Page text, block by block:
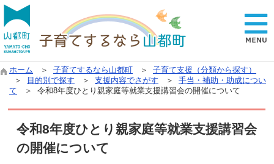
ホーム ＞ 子育てするなら山都町 ＞ 子育て支援（分類から探す）
＞ 目的別で探す ＞ 支援内容でさがす ＞ 手当・補助・助成につい
て ＞ 令和8年度ひとり親家庭等就業支援講習会の開催について
令和8年度ひとり親家庭等就業支援講習会
の開催について